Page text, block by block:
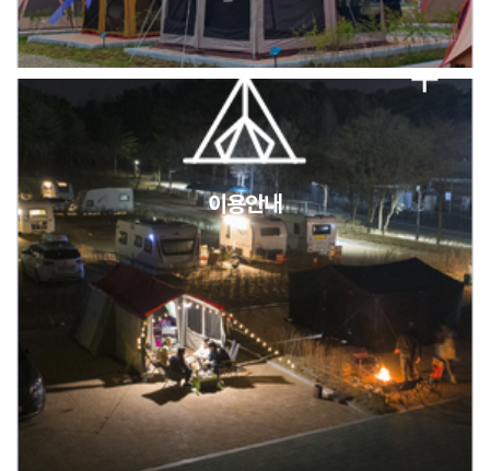
2026년 5월 캠핑장 안점 점검의 날 변경 안내
캠핑장(9월1일~6일) 미운영 공지
2026년 5월 캠핑장 안점 점검의 날 변경 안내
캠핑장(9월1일~6일) 미운영 공지
[6/1]전산시스템 점검 및 안정화에 따른 서비스 이용 제한 안내
이용안내